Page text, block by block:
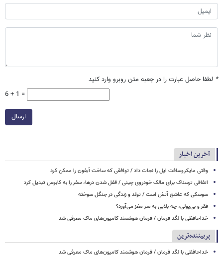
* لطفا حاصل عبارت را در جعبه متن روبرو وارد کنید
6 + 1 =
ارسال
آخرین اخبار
وقتی مایکروسافت اپل را نجات داد / توافقی که ساخت آیفون را ممکن کرد
اتفاقی ترسناک برای مالک خودروی چینی / قفل شدن درها، سفر را به کابوس تبدیل کرد
سوسکی که عاشق آتش است / تولد و زندگی در جنگل سوخته
فقر و بی‌پولی، چه بلایی به سر مغز می‌آورد؟
خداحافظی با لگد فرمان / فرمان هوشمند کامیون‌های ماک معرفی شد
پربیننده‌ترین
خداحافظی با لگد فرمان / فرمان هوشمند کامیون‌های ماک معرفی شد